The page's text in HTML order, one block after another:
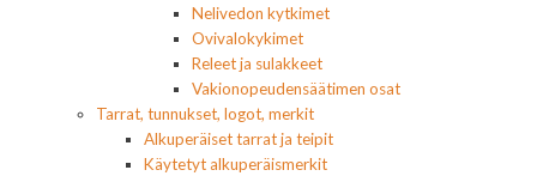
Nelivedon kytkimet
Ovivalokykimet
Releet ja sulakkeet
Vakionopeudensäätimen osat
Tarrat, tunnukset, logot, merkit
Alkuperäiset tarrat ja teipit
Käytetyt alkuperäismerkit